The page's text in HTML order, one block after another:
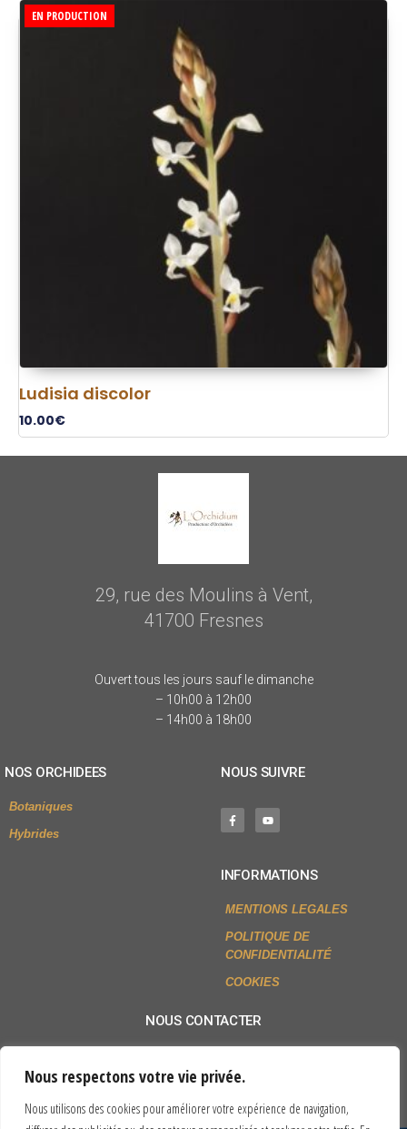
Nous respectons votre vie privée.
Nous utilisons des cookies pour améliorer votre expérience de navigation,
EN PRODUCTION
Ludisia discolor
10.00€
29, rue des Moulins à Vent,
41700 Fresnes
Ouvert tous les jours sauf le dimanche
– 10h00 à 12h00
– 14h00 à 18h00
NOS ORCHIDEES
Botaniques
Hybrides
NOUS SUIVRE
INFORMATIONS
MENTIONS LEGALES
POLITIQUE DE
CONFIDENTIALITÉ
COOKIES
NOUS CONTACTER
Envoyer un mail